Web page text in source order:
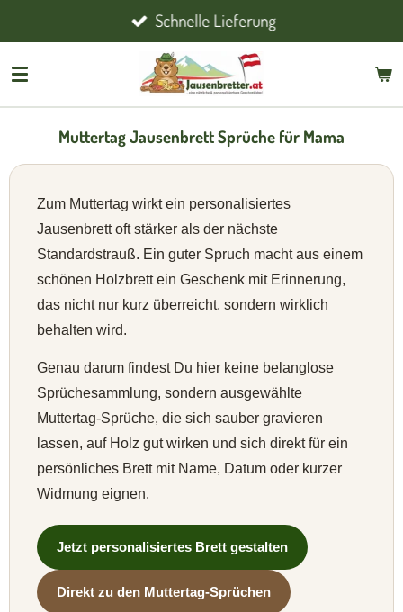
Hauptinhalt
springen
Schnelle Lieferung
Muttertag Jausenbrett Sprüche für Mama
Zum Muttertag wirkt ein personalisiertes
Jausenbrett oft stärker als der nächste
Standardstrauß. Ein guter Spruch macht aus einem
schönen Holzbrett ein Geschenk mit Erinnerung,
das nicht nur kurz überreicht, sondern wirklich
behalten wird.
Genau darum findest Du hier keine belanglose
Sprüchesammlung, sondern ausgewählte
Muttertag-Sprüche, die sich sauber gravieren
lassen, auf Holz gut wirken und sich direkt für ein
persönliches Brett mit Name, Datum oder kurzer
Widmung eignen.
Jetzt personalisiertes Brett gestalten
Direkt zu den Muttertag-Sprüchen